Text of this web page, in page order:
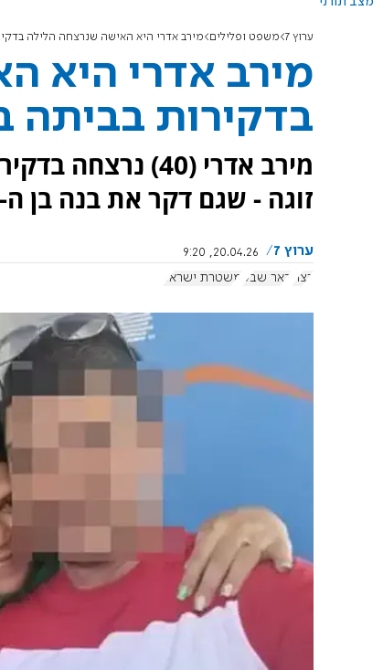
ערוץ 7 משפט ופלילים מירב אדרי היא האישה שנרצחה הלילה
מירב אדרי היא
בדקירות בביתה
מירב אדרי (40)
זוגה - שגם דקר את בנה בן ה-9 מנישואיה הקודמים ופצע אותו קשה
ערוץ 7
20.04.26, 9:20
רצח
באר שבע משטרת ישראל